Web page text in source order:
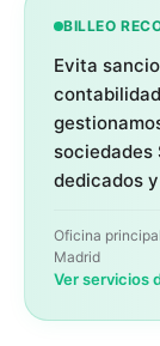
BILLEO
Evita
sociedades
dedicados
Oficina
Madrid
Ver servicios